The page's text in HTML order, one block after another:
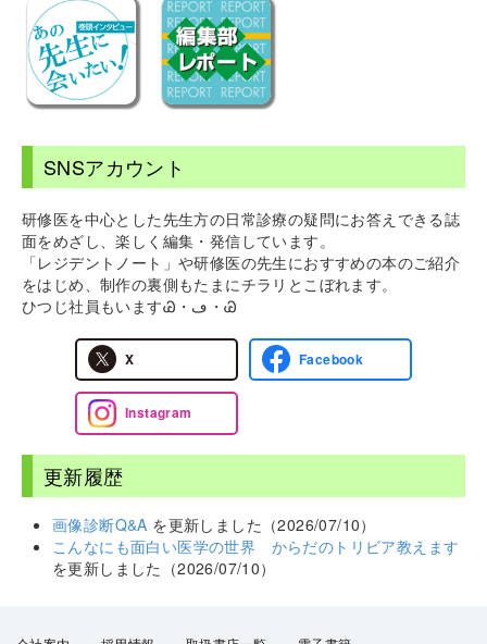
SNSアカウント
研修医を中心とした先生方の日常診療の疑問にお答えできる誌
面をめざし、楽しく編集・発信しています。
「レジデントノート」や研修医の先生におすすめの本のご紹介
をはじめ、制作の裏側もたまにチラリとこぼれます。
ひつじ社員もいますᏊ・ڡ・Ꮚ
X Facebook
Instagram
更新履歴
画像診断Q&A を更新しました（2026/07/10）
こんなにも面白い医学の世界 からだのトリビア教えます
を更新しました（2026/07/10）